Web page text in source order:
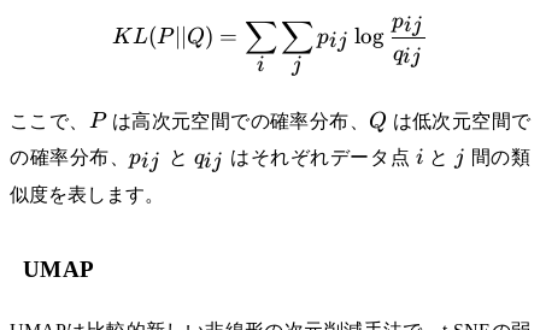
KL(P||Q) =
KL(P∣∣ Q) =
i
∑
j
∑pij log
qij
pij
ここで、 P
Pは高次元空間での確率分布、 Q
Q は低次元空間で
の確率分布、p_{ij}
pij と q_{ij}
qij はそれぞれデータ点 i
i と j
j 間の類
似度を表します。
UMAP